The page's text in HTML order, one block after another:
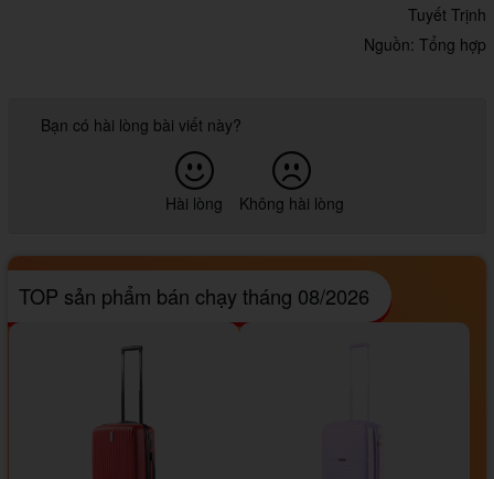
Tuyết Trịnh
Nguồn: Tổng hợp
Bạn có hài lòng bài viết này?
Hài lòng Không hài lòng
TOP sản phẩm bán chạy tháng 08/2026